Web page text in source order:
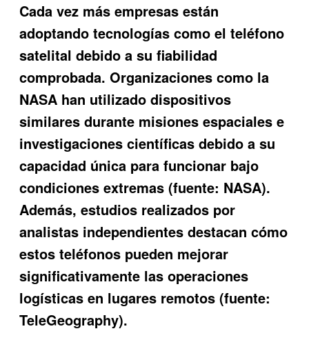
Cada vez más empresas están
adoptando tecnologías como el teléfono
satelital debido a su fiabilidad
comprobada. Organizaciones como la
NASA han utilizado dispositivos
similares durante misiones espaciales e
investigaciones científicas debido a su
capacidad única para funcionar bajo
condiciones extremas (fuente: NASA).
Además, estudios realizados por
analistas independientes destacan cómo
estos teléfonos pueden mejorar
significativamente las operaciones
logísticas en lugares remotos (fuente:
TeleGeography).